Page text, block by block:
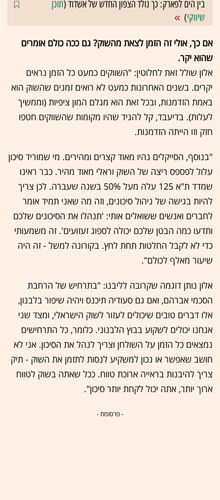
בין הים לפארק: כך נולד הצפון החדש של אשדוד (תוכן
שיווקי)
אם כך, אולי זה הזמן לצאת מהשוק? גם ככה כולם אומרים
שהוא יקר.
אלון שולל זאת לחלוטין: "השווקים כמעט כל הזמן נראים
יקרים. בשנים האחרונות כמעט לא רואים זמנים שהשוק הוא
באמת הזדמנות, ובכל זאת הוא מגלם המון ציפיות (וממשיך
לעלות). בדיעבד, קל להגיד שהיו מקומות שהשווקים חטפו
חזק וזו הייתה הזדמנות.
"בנוסף, הסייקלים נהיו מאוד קצרים ומהירים. מי שמוריד סיכון
עלול לפספס ריצה של השוק וראלי מאוד מהיר. כבר ראינו
שמדד ת"א 125 עלה מעל 50% בשנה שעברה. לכן צריך
להיות בגישה של ניהול סיכונים, וזה מה שאני תמיד אומר
לחברים ואנשים ששואלים אותי: 'תנהלו את הסיכונים שלכם
ותדעו כמה הבטן שלכם יכולה לספוג זעזועים'. זה משמעותי
כדי לא לקבל החלטות תחת לחץ. בקורונה למשל - זה היה
שיעור מאלף לכולם".
אלון נותן דוגמה שקרובה לליבנו: "בתרחיש של הרחבת
הסכמי אברהם, ואם גם סעודיה תיכנס ויהיה שיפור בלבנון,
אלו דברים טובים שיכולים לעזור לשוק הישראלי, ומצד שני
אנחנו יכולים לשקוע בבוץ הלבנוני. כלומר, כל התרחישים
נמצאים כל הזמן על השולחן וצריך לנהל את הסיכון. אני לא
חושב שאפשר או נכון למשקיע לנסות לתזמן את השוק - תיק
צריך להיבנות בראייה ארוכת טווח. ככל שאתה בשוק לטווח
ארוך יותר, אתה יכול לקחת יותר סיכון".
- פרסומת -